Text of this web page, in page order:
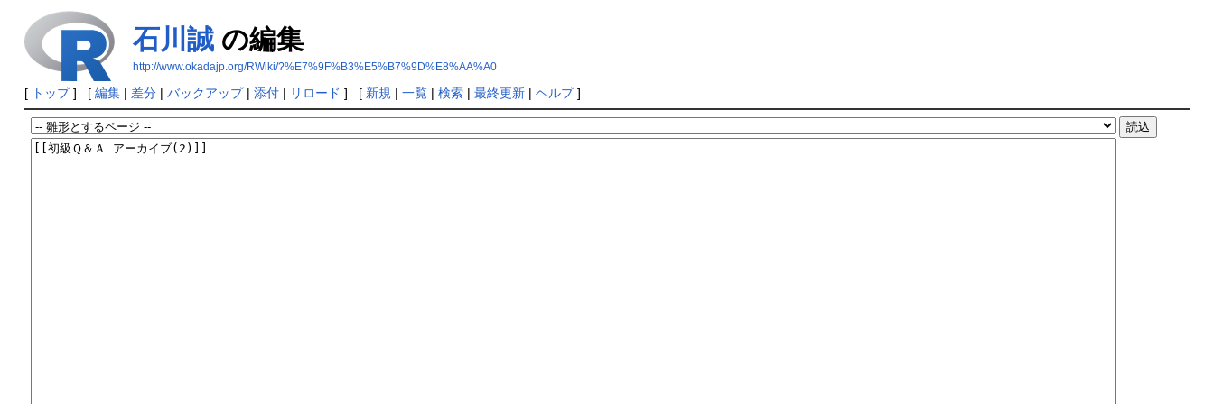
石川誠の編集
http://www.okadajp.org/RWiki/?%E7%9F%B3%E5%B7%9D%E8%AA%A0
[ トップ] [ 編集| 差分| バックアップ| 添付| リロード ] [ 新規 | 一覧| 検索| 最終更新| ヘルプ]